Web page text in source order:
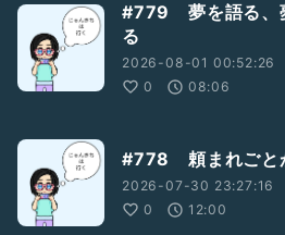
#779 夢を語る、
る
2026-08-01 00:52:26
0
08:06
#778 頼まれごと
2026-07-30 23:27:16
0
12:00